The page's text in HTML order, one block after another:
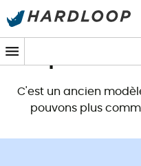
Promos d'été 🔥 -5 %
C'est un ancien
pouvons plus